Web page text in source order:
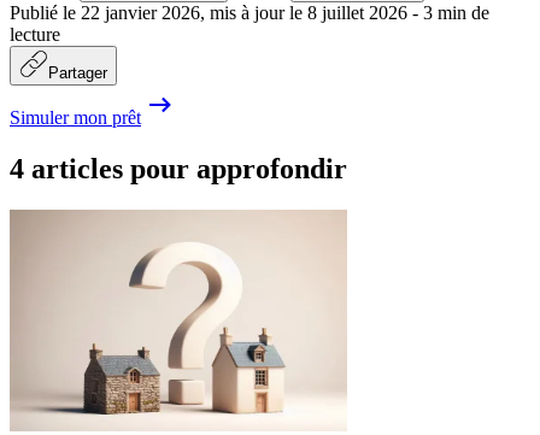
Publié le 22 janvier 2026, mis à jour le 8 juillet 2026 - 3 min de
lecture
Partager
Simuler mon prêt
4 articles pour approfondir